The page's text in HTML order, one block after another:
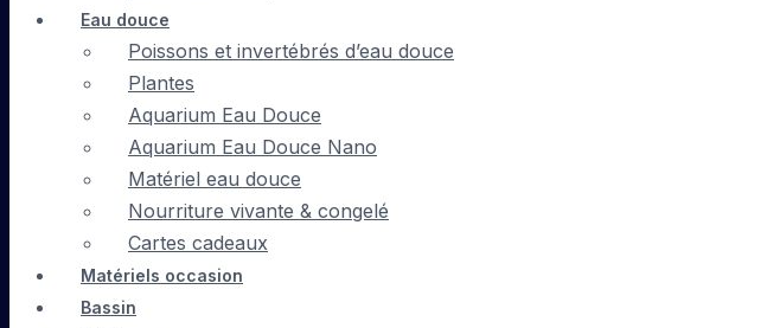
Eau douce
Poissons et invertébrés d’eau douce
Plantes
Aquarium Eau Douce
Aquarium Eau Douce Nano
Matériel eau douce
Nourriture vivante & congelé
Cartes cadeaux
Matériels occasion
Bassin